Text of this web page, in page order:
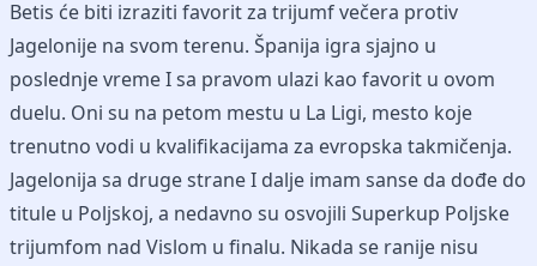
Betis će biti izraziti favorit za trijumf večera protiv
Jagelonije na svom terenu. Španija igra sjajno u
poslednje vreme I sa pravom ulazi kao favorit u ovom
duelu. Oni su na petom mestu u La Ligi, mesto koje
trenutno vodi u kvalifikacijama za evropska takmičenja.
Jagelonija sa druge strane I dalje imam sanse da dođe do
titule u Poljskoj, a nedavno su osvojili Superkup Poljske
trijumfom nad Vislom u finalu. Nikada se ranije nisu